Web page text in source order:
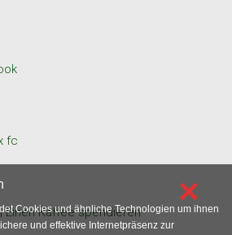
fc
Einen Kaffee spendieren
×
Cookies und ähnliche Technologien um ihnen
und effektive Internetpräsenz zur